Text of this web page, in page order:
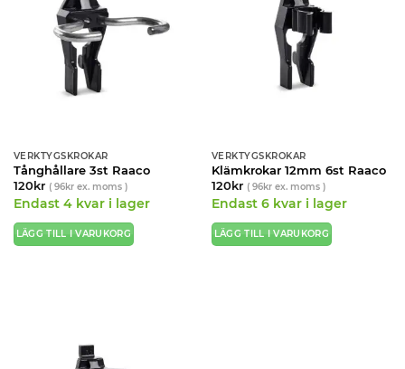
VERKTYGSKROKAR
Tånghållare 3st Raaco
120kr ( 96krex. moms )
Endast 4 kvar i lager
LÄGG TILL I VARUKORG
VERKTYGSKROKAR
Klämkrokar 12mm 6st Raaco
120kr ( 96krex. moms )
Endast 6 kvar i lager
LÄGG TILL I VARUKORG